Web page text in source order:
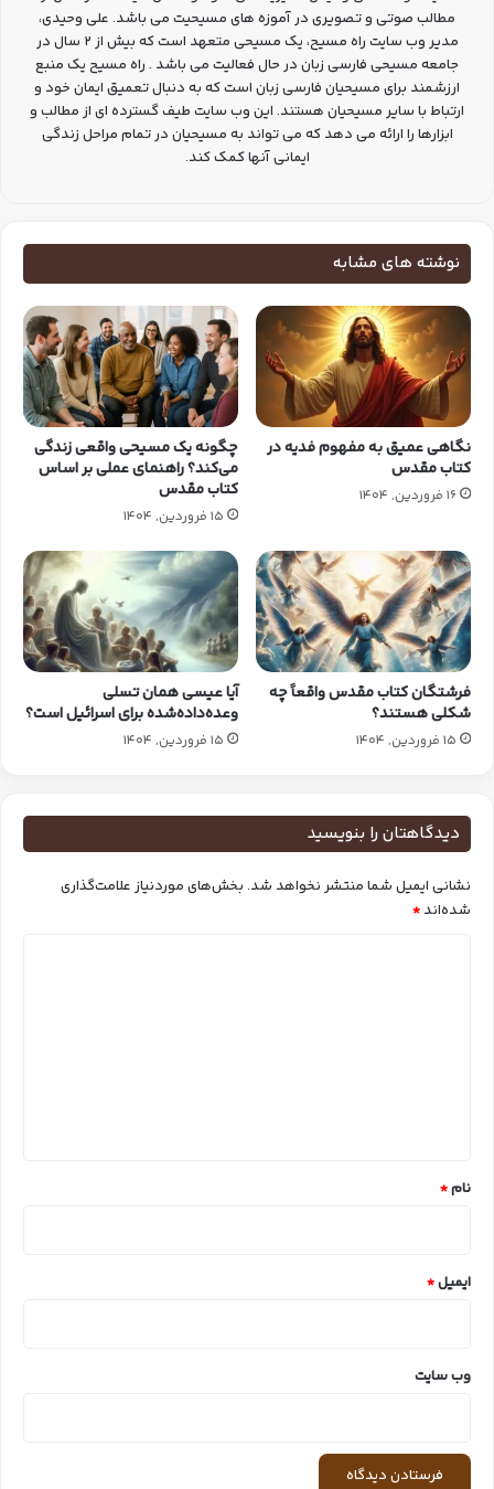
مطالب صوتی و تصویری در آموزه های مسیحیت می باشد. علی وحیدی،
مدیر وب سایت راه مسیح، یک مسیحی متعهد است که بیش از 2 سال در
جامعه مسیحی فارسی زبان در حال فعالیت می باشد . راه مسیح یک منبع
ارزشمند برای مسیحیان فارسی زبان است که به دنبال تعمیق ایمان خود و
ارتباط با سایر مسیحیان هستند. این وب سایت طیف گسترده ای از مطالب و
ابزارها را ارائه می دهد که می تواند به مسیحیان در تمام مراحل زندگی
ایمانی آنها کمک کند.
نوشته های مشابه
نگاهی عمیق به مفهوم فدیه در
کتاب مقدس
16 فروردین, 1404
چگونه یک مسیحی واقعی زندگی
می‌کند؟ راهنمای عملی بر اساس
کتاب مقدس
15 فروردین, 1404
فرشتگان کتاب‌ مقدس واقعاً چه
شکلی هستند؟
15 فروردین, 1404
آیا عیسی همان تسلی
وعده‌داده‌شده برای اسرائیل است؟
15 فروردین, 1404
دیدگاهتان را بنویسید
نشانی ایمیل شما منتشر نخواهد شد. بخش‌های موردنیاز علامت‌گذاری
شده‌اند *
نام*
ایمیل*
وب‌ سایت